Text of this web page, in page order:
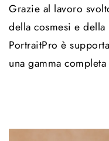
Grazie al lavoro
della cosmesi e
PortraitPro è
una gamma